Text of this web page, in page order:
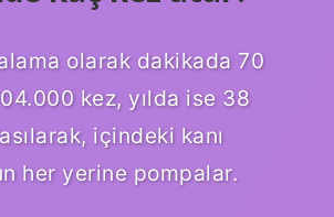
olarak dakikada 70
kez, yılda ise 38
içindeki kanı
her yerine pompalar.